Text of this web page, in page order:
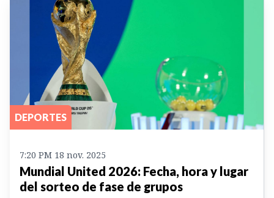
DEPORTES
7:20 PM 18 nov. 2025
Mundial United 2026: Fecha, hora y lugar
del sorteo de fase de grupos